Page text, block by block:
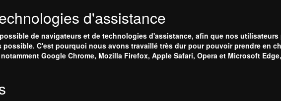
d'assistance
de navigateurs et de technologies d'assistance, afin que nos
C'est pourquoi nous avons travaillé très dur pour pouvoir prendre en
Google Chrome, Mozilla Firefox, Apple Safari, Opera et Microsoft